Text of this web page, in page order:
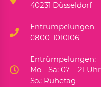
40231 Düsseldorf
Entrümpelungen
0800-1010106
Entrümpelungen:
Mo - Sa: 07 – 21 Uhr
So.: Ruhetag